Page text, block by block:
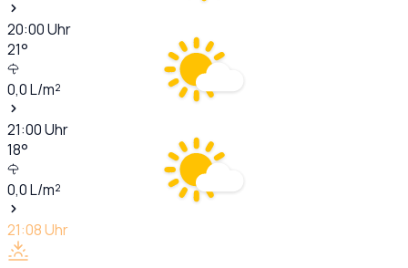
20:00Uhr
21°
0,0L/m²
21:00Uhr
18°
0,0L/m²
21:08Uhr